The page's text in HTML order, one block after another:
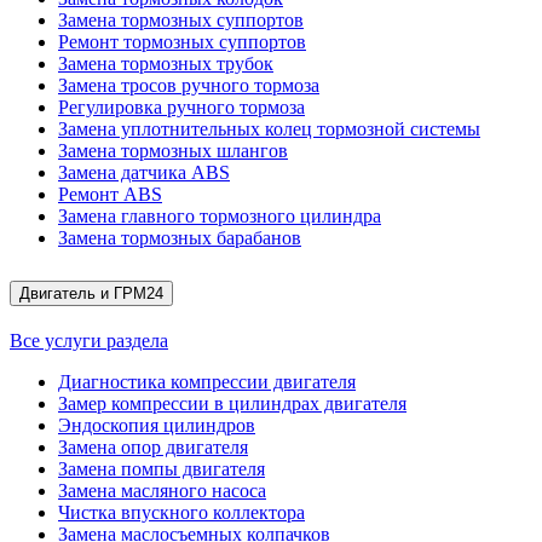
Замена тормозных суппортов
Ремонт тормозных суппортов
Замена тормозных трубок
Замена тросов ручного тормоза
Регулировка ручного тормоза
Замена уплотнительных колец тормозной системы
Замена тормозных шлангов
Замена датчика ABS
Ремонт ABS
Замена главного тормозного цилиндра
Замена тормозных барабанов
Двигатель и ГРМ24
Все услуги раздела
Диагностика компрессии двигателя
Замер компрессии в цилиндрах двигателя
Эндоскопия цилиндров
Замена опор двигателя
Замена помпы двигателя
Замена масляного насоса
Чистка впускного коллектора
Замена маслосъемных колпачков